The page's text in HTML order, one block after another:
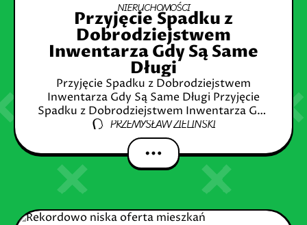
NIERUCHOMOŚCI
Przyjęcie Spadku z
Dobrodziejstwem
Inwentarza Gdy Są Same
Długi
Przyjęcie Spadku z Dobrodziejstwem
Inwentarza Gdy Są Same Długi Przyjęcie
Spadku z Dobrodziejstwem Inwentarza Gdy
Są Same Długi: Jakie Masz Opcje?
Wprowadzenie do tematu spadku z
dobrodziejstwem inwentarza Czym jest
PRZEMYSŁAW ZIELIŃSKI